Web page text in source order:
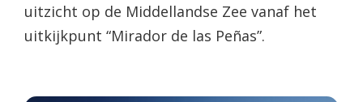
uitzicht op de Middellandse Zee vanaf het
uitkijkpunt “Mirador de las Peñas”.